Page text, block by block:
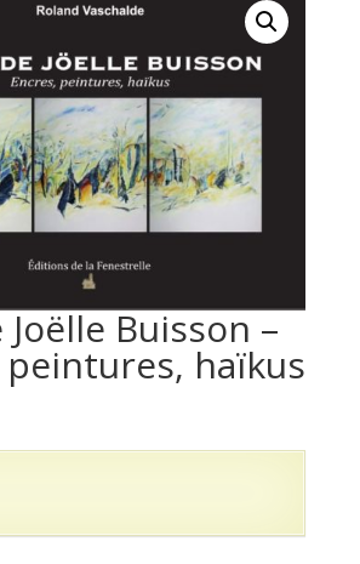
Joëlle Buisson –
peintures, haïkus